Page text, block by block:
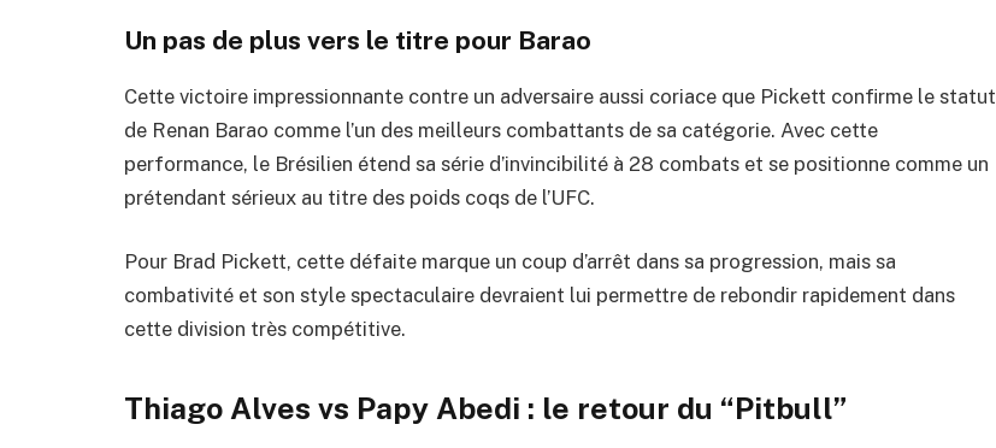
Un pas de plus vers le titre pour Barao
Cette victoire impressionnante contre un adversaire aussi coriace que Pickett confirme le statut
de Renan Barao comme l’un des meilleurs combattants de sa catégorie. Avec cette
performance, le Brésilien étend sa série d’invincibilité à 28 combats et se positionne comme un
prétendant sérieux au titre des poids coqs de l’UFC.
Pour Brad Pickett, cette défaite marque un coup d’arrêt dans sa progression, mais sa
combativité et son style spectaculaire devraient lui permettre de rebondir rapidement dans
cette division très compétitive.
Thiago Alves vs Papy Abedi : le retour du “Pitbull”